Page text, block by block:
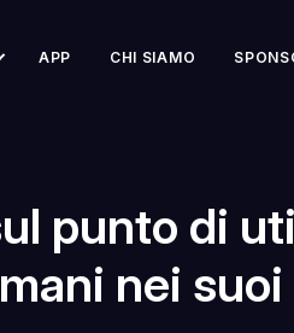
APP CHI SIAMO
punto di
nei